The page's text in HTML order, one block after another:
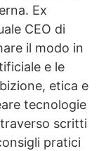
Ex
CEO di
il modo in
e le
etica e
tecnologie
scritti
pratici